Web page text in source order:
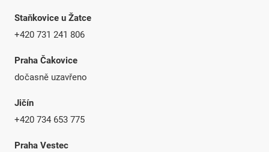
Staňkovice u Žatce
+420 731 241 806
Praha Čakovice
dočasně uzavřeno
Jičín
+420 734 653 775
Praha Vestec